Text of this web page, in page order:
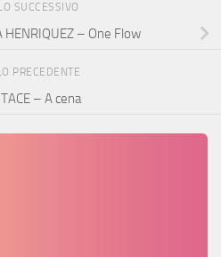
SUCCESSIVO
HENRIQUEZ – One Flow
PRECEDENTE
– A cena